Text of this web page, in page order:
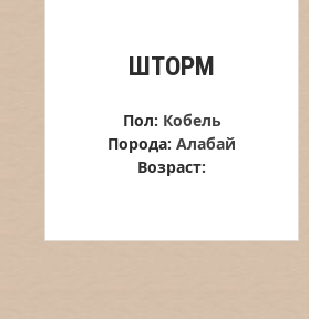
ШТОРМ
Пол: Кобель
Порода: Алабай
Возраст: